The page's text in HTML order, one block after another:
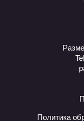
Политика